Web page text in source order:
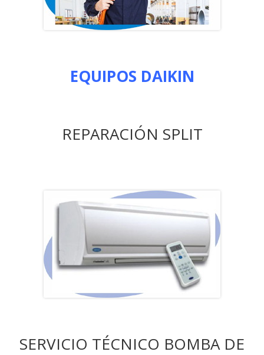
EQUIPOS DAIKIN
REPARACIÓN SPLIT
SERVICIO TÉCNICO BOMBA DE